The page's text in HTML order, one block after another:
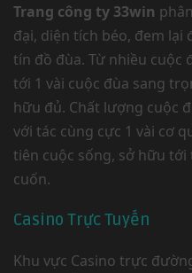
Trang công ty 33win
đại, diện tích béo, đem
tín đồ đùa. Từ nhiều cuộc
tới 1 vài cuộc đùa sang
hữu đủ. Chất lượng cuộc
với tác cùng cực 1 vài cơ
tiên cuộc sống, sở hữu
cuốn.
Casino Trực Tuyến
Khu vực Casino trực